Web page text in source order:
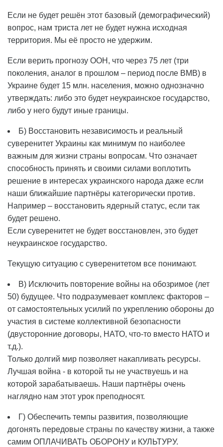
Если не будет решён этот базовый (демографический)
вопрос, нам триста лет не будет нужна исходная
территория. Мы её просто не удержим.
Если верить прогнозу ООН, что через 75 лет (три
поколения, аналог в прошлом – период после ВМВ) в
Украине будет 15 млн. населения, можно однозначно
утверждать: либо это будет неукраинское государство,
либо у него будут иные границы.
Б) Восстановить независимость и реальный
суверенитет Украины как минимум по наиболее
важным для жизни страны вопросам. Что означает
способность принять и своими силами воплотить
решение в интересах украинского народа даже если
наши ближайшие партнёры категорически против.
Например – восстановить ядерный статус, если так
будет решено.
Если суверенитет не будет восстановлен, это будет
неукраинское государство.
Текущую ситуацию с суверенитетом все понимают.
В) Исключить повторение войны на обозримое (лет
50) будущее. Что подразумевает комплекс факторов –
от самостоятельных усилий по укреплению обороны до
участия в системе коллективной безопасности
(двусторонние договоры, НАТО, что-то вместо НАТО и
т.д.).
Только долгий мир позволяет накапливать ресурсы.
Лучшая война - в которой ты не участвуешь и на
которой зарабатываешь. Наши партнёры очень
наглядно нам этот урок преподносят.
Г) Обеспечить темпы развития, позволяющие
догонять передовые страны по качеству жизни, а также
самим ОПЛАЧИВАТЬ ОБОРОНУ и КУЛЬТУРУ.